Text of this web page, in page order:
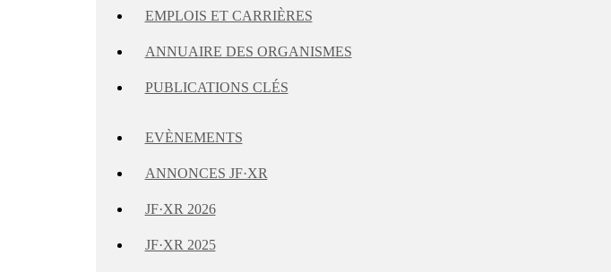
EMPLOIS ET CARRIÈRES
ANNUAIRE DES ORGANISMES
PUBLICATIONS CLÉS
EVÈNEMENTS
ANNONCES JF·XR
JF·XR 2026
JF·XR 2025